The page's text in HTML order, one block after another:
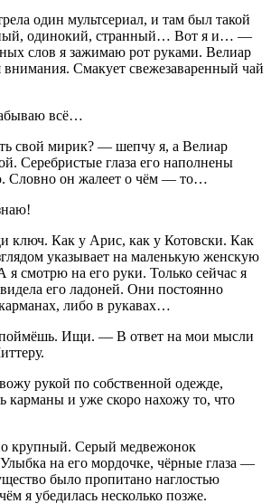
один мультсериал, и там был такой
одинокий, странный… Вот я и… —
слов я зажимаю рот руками. Велиар
внимания. Смакует свежезаваренный чай
всё…
свой мирик? — шепчу я, а Велиар
Серебристые глаза его наполнены
Словно он жалеет о чём — то…
ключ. Как у Арис, как у Котовски. Как
указывает на маленькую женскую
смотрю на его руки. Только сейчас я
его ладоней. Они постоянно
либо в рукавах…
Ищи. — В ответ на мои мысли
рукой по собственной одежде,
карманы и уже скоро нахожу то, что
крупный. Серый медвежонок
на его мордочке, чёрные глаза —
было пропитано наглостью
я убедилась несколько позже.